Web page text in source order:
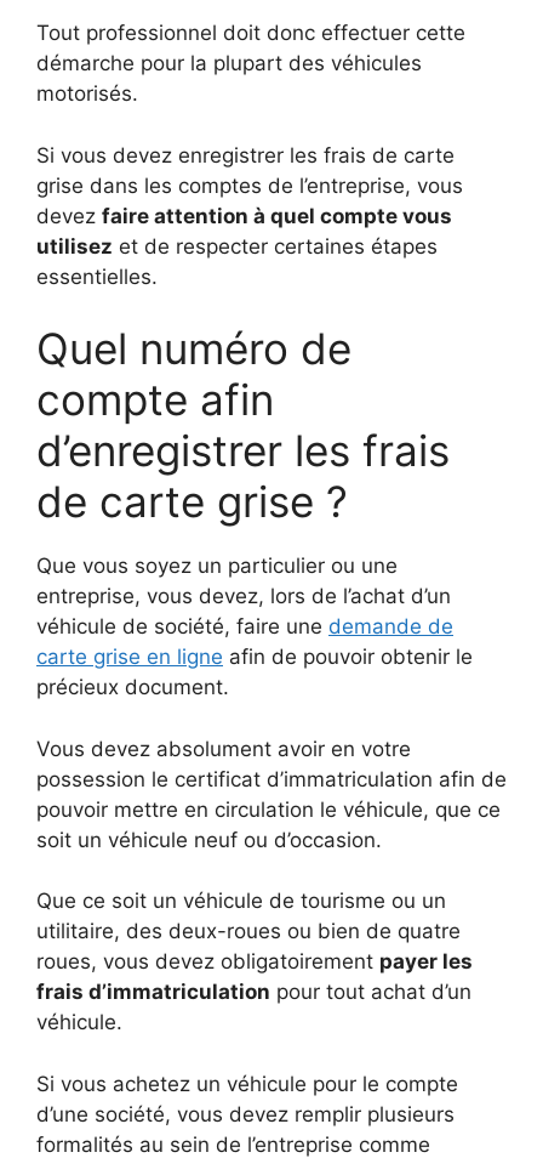
Tout professionnel doit donc effectuer cette
démarche pour la plupart des véhicules
motorisés.
Si vous devez enregistrer les frais de carte
grise dans les comptes de l’entreprise, vous
devez faire attention à quel compte vous
utilisez et de respecter certaines étapes
essentielles.
Quel numéro de
compte afin
d’enregistrer les frais
de carte grise ?
Que vous soyez un particulier ou une
entreprise, vous devez, lors de l’achat d’un
véhicule de société, faire une demande de
carte grise en ligne afin de pouvoir obtenir le
précieux document.
Vous devez absolument avoir en votre
possession le certificat d’immatriculation afin de
pouvoir mettre en circulation le véhicule, que ce
soit un véhicule neuf ou d’occasion.
Que ce soit un véhicule de tourisme ou un
utilitaire, des deux-roues ou bien de quatre
roues, vous devez obligatoirement payer les
frais d’immatriculation pour tout achat d’un
véhicule.
Si vous achetez un véhicule pour le compte
d’une société, vous devez remplir plusieurs
formalités au sein de l’entreprise comme